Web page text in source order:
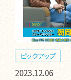
ピックアップ
2023.12.06